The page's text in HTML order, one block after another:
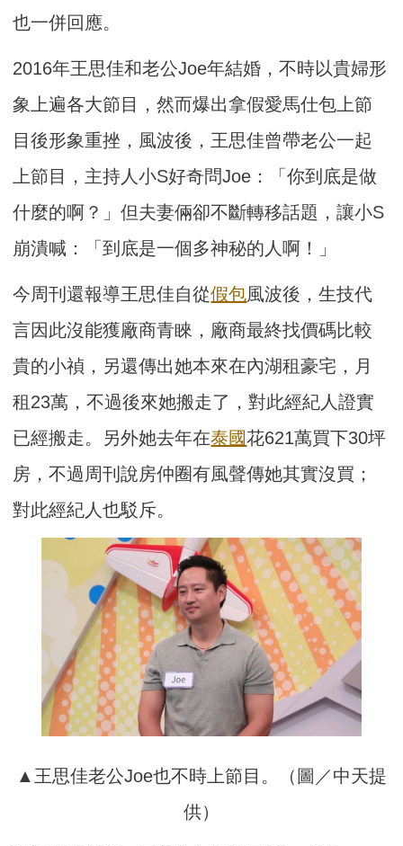
也一併回應。
2016年王思佳和老公Joe年結婚，不時以貴婦形
象上遍各大節目，然而爆出拿假愛馬仕包上節
目後形象重挫，風波後，王思佳曾帶老公一起
上節目，主持人小S好奇問Joe：「你到底是做
什麼的啊？」但夫妻倆卻不斷轉移話題，讓小S
崩潰喊：「到底是一個多神秘的人啊！」
今周刊還報導王思佳自從假包風波後，生技代
言因此沒能獲廠商青睞，廠商最終找價碼比較
貴的小禎，另還傳出她本來在內湖租豪宅，月
租23萬，不過後來她搬走了，對此經紀人證實
已經搬走。另外她去年在泰國花621萬買下30坪
房，不過周刊說房仲圈有風聲傳她其實沒買；
對此經紀人也駁斥。
▲王思佳老公Joe也不時上節目。（圖／中天提
供）